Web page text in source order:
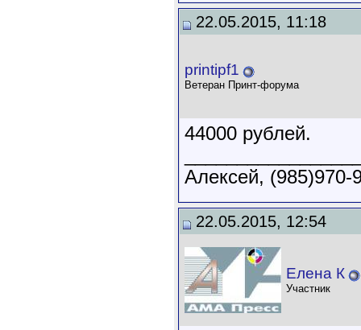
22.05.2015, 11:18
printipf1
Ветеран Принт-форума
44000 рублей.
Алексей, (985)970-
22.05.2015, 12:54
Елена К
Участник